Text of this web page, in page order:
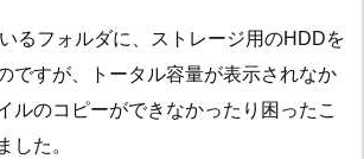
るフォルダに、ストレージ用のHDDを
ですが、トータル容量が表示されなか
ルのコピーができなかったり困ったこ
した。